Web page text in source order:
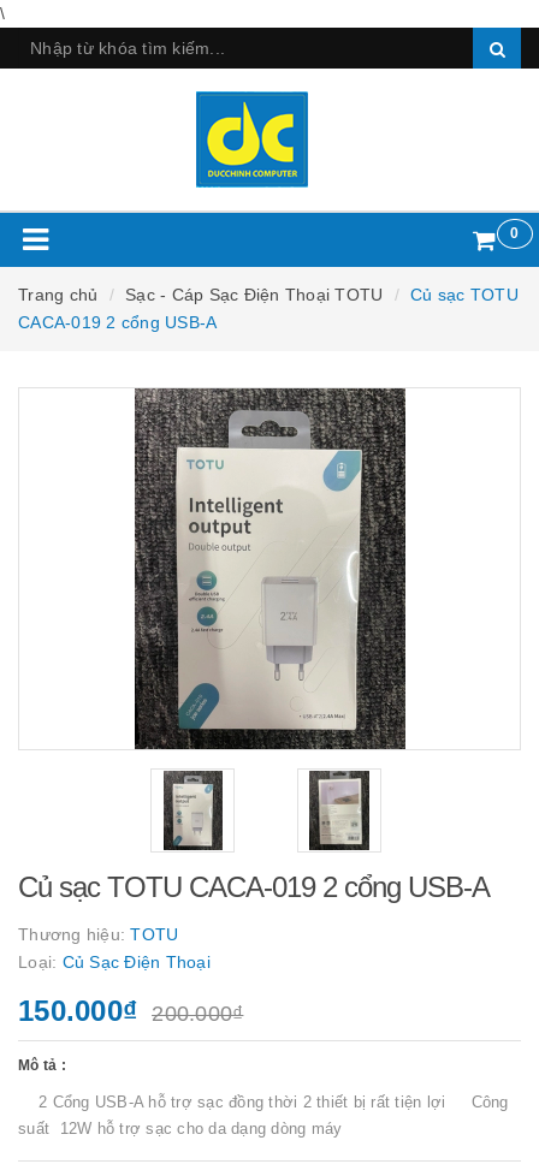
\
0
Trang chủ Sạc - Cáp Sạc Điện Thoại TOTU
Củ sạc TOTU
CACA-019 2 cổng USB-A
Củ sạc TOTU CACA-019 2 cổng USB-A
Thương hiệu:TOTU
Loại: Củ Sạc Điện Thoại
150.000₫ 200.000₫
Mô tả :
2 Cổng USB-A hỗ trợ sạc đồng thời 2 thiết bị rất tiện lợi Công
suất 12W hỗ trợ sạc cho da dạng dòng máy